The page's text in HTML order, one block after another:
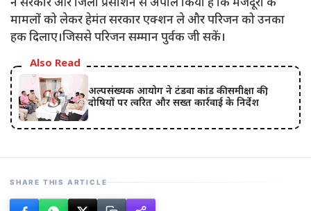
ने सरकार और जिला प्रसाशन से अपील किया है कि मजदूरों के
मामलों को लेकर हेमंत सरकार एक्शन ले और परिजन को उनका
हक दिलाए।जिससे परिजन सम्मान पुर्वक जी सकें।
Also Read
अल्पसंख्यक आयोग ने टंडवा कांड की समीक्षा की,
दोषियों पर त्वरित और सख्त कार्रवाई के निर्देश
SHARE THIS ARTICLE